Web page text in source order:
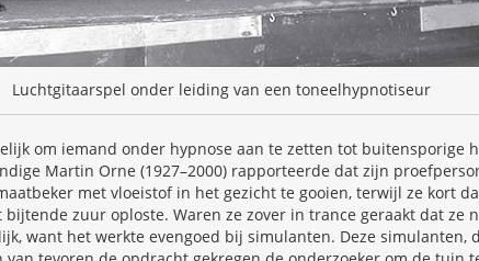
Luchtgitaarspel onder leiding van een toneelhypnotiseur
om iemand onder hypnose aan te zetten tot buitensporige
Martin Orne (1927–2000) rapporteerde dat zijn
met vloeistof in het gezicht te gooien, terwijl ze kort
zuur oploste. Waren ze zover in trance geraakt dat ze
want het werkte evengoed bij simulanten. Deze simulanten,